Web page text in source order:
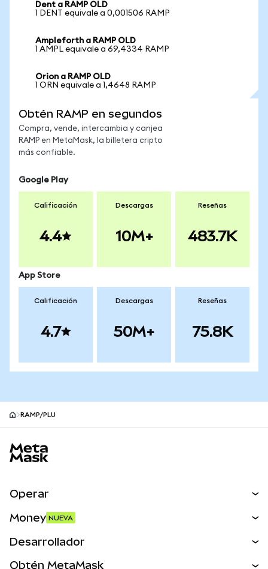
Dent a RAMP OLD
1 DENT equivale a 0,001506 RAMP
Ampleforth a RAMP OLD
1 AMPL equivale a 69,4334 RAMP
Orion a RAMP OLD
1 ORN equivale a 1,4648 RAMP
Obtén RAMP en segundos
Compra, vende, intercambia y canjea
RAMP en MetaMask, la billetera cripto
más confiable.
Google Play
Calificación
4.4
Descargas
10M+
Reseñas
483.7K
App Store
Calificación
4.7
Descargas
50M+
Reseñas
75.8K
RAMP/PLU
Operar
Money NUEVA
Desarrollador
Obtén MetaMask